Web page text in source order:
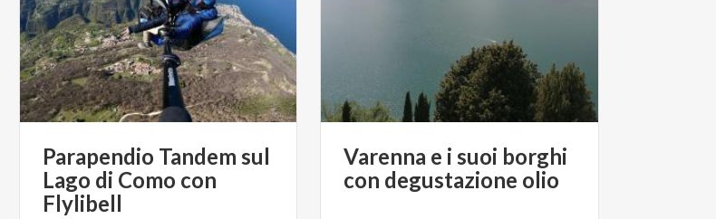
Parapendio Tandem sul
Lago di Como con
Flylibell
Varenna e i suoi borghi
con degustazione olio